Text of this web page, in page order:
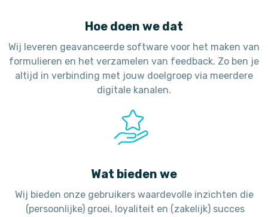
Hoe doen we dat
Wij leveren geavanceerde software voor het maken van
formulieren en het verzamelen van feedback. Zo ben je
altijd in verbinding met jouw doelgroep via meerdere
digitale kanalen.
Wat bieden we
Wij bieden onze gebruikers waardevolle inzichten die
(persoonlijke) groei, loyaliteit en (zakelijk) succes